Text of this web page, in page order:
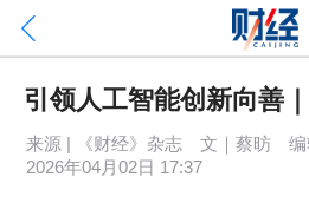
引领人工智能创新向善
来源 | 《财经》杂志 文｜蔡昉 编
2026年04月02日 17:37